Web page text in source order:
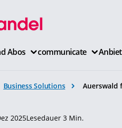
Abos communicate
Business Solutions Auerswald
2025Lesedauer 3 Min.